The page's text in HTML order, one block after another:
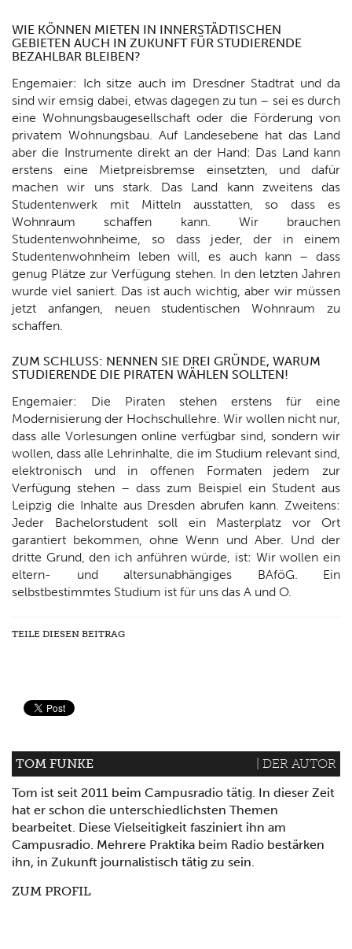
WIE KÖNNEN MIETEN IN INNERSTÄDTISCHEN
GEBIETEN AUCH IN ZUKUNFT FÜR STUDIERENDE
BEZAHLBAR BLEIBEN?
Engemaier: Ich sitze auch im Dresdner Stadtrat und da
sind wir emsig dabei, etwas dagegen zu tun – sei es durch
eine Wohnungsbaugesellschaft oder die Förderung von
privatem Wohnungsbau. Auf Landesebene hat das Land
aber die Instrumente direkt an der Hand: Das Land kann
erstens eine Mietpreisbremse einsetzten, und dafür
machen wir uns stark. Das Land kann zweitens das
Studentenwerk mit Mitteln ausstatten, so dass es
Wohnraum schaffen kann. Wir brauchen
Studentenwohnheime, so dass jeder, der in einem
Studentenwohnheim leben will, es auch kann – dass
genug Plätze zur Verfügung stehen. In den letzten Jahren
wurde viel saniert. Das ist auch wichtig, aber wir müssen
jetzt anfangen, neuen studentischen Wohnraum zu
schaffen.
ZUM SCHLUSS: NENNEN SIE DREI GRÜNDE, WARUM
STUDIERENDE DIE PIRATEN WÄHLEN SOLLTEN!
Engemaier: Die Piraten stehen erstens für eine
Modernisierung der Hochschullehre. Wir wollen nicht nur,
dass alle Vorlesungen online verfügbar sind, sondern wir
wollen, dass alle Lehrinhalte, die im Studium relevant sind,
elektronisch und in offenen Formaten jedem zur
Verfügung stehen – dass zum Beispiel ein Student aus
Leipzig die Inhalte aus Dresden abrufen kann. Zweitens:
Jeder Bachelorstudent soll ein Masterplatz vor Ort
garantiert bekommen, ohne Wenn und Aber. Und der
dritte Grund, den ich anführen würde, ist: Wir wollen ein
eltern- und altersunabhängiges BAföG. Ein
selbstbestimmtes Studium ist für uns das A und O.
TEILE DIESEN BEITRAG
TOM FUNKE
| DER AUTOR
Tom ist seit 2011 beim Campusradio tätig. In dieser Zeit
hat er schon die unterschiedlichsten Themen
bearbeitet. Diese Vielseitigkeit fasziniert ihn am
Campusradio. Mehrere Praktika beim Radio bestärken
ihn, in Zukunft journalistisch tätig zu sein.
ZUM PROFIL